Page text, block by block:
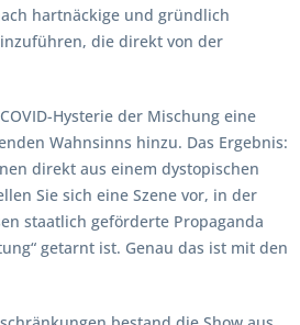
hartnäckige und gründlich
die direkt von der
Hysterie der Mischung eine
Wahnsinns hinzu. Das Ergebnis:
direkt aus einem dystopischen
Sie sich eine Szene vor, in der
staatlich geförderte Propaganda
getarnt ist. Genau das ist mit den